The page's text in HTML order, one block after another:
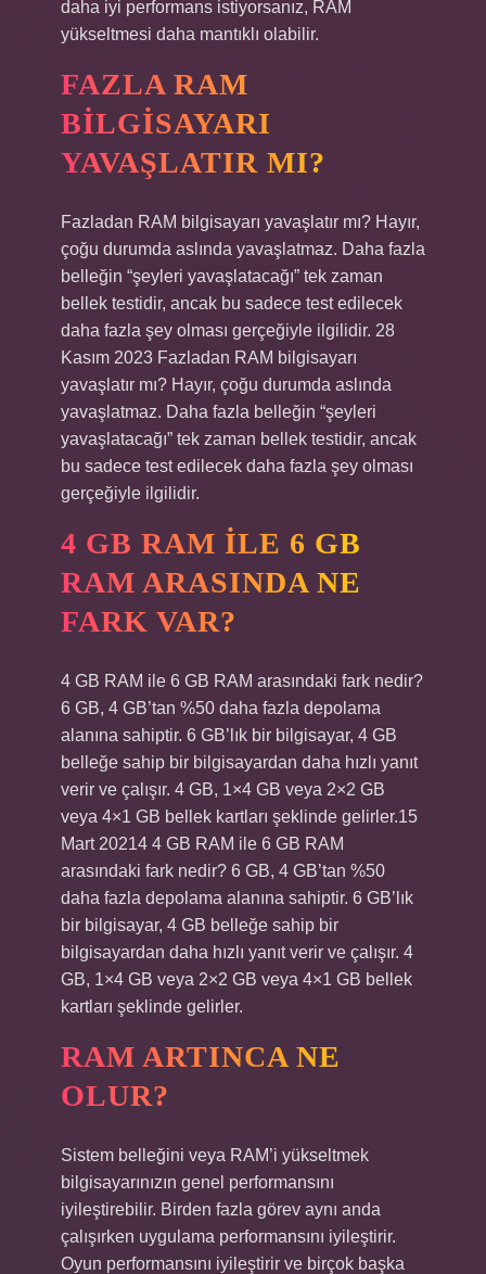
daha iyi performans istiyorsanız, RAM
yükseltmesi daha mantıklı olabilir.
FAZLA RAM
BILGISAYARI
YAVAŞLATIR MI?
Fazladan RAM bilgisayarı yavaşlatır mı? Hayır,
çoğu durumda aslında yavaşlatmaz. Daha fazla
belleğin “şeyleri yavaşlatacağı” tek zaman
bellek testidir, ancak bu sadece test edilecek
daha fazla şey olması gerçeğiyle ilgilidir. 28
Kasım 2023 Fazladan RAM bilgisayarı
yavaşlatır mı? Hayır, çoğu durumda aslında
yavaşlatmaz. Daha fazla belleğin “şeyleri
yavaşlatacağı” tek zaman bellek testidir, ancak
bu sadece test edilecek daha fazla şey olması
gerçeğiyle ilgilidir.
4 GB RAM ILE 6 GB
RAM ARASINDA NE
FARK VAR?
4 GB RAM ile 6 GB RAM arasındaki fark nedir?
6 GB, 4 GB’tan %50 daha fazla depolama
alanına sahiptir. 6 GB’lık bir bilgisayar, 4 GB
belleğe sahip bir bilgisayardan daha hızlı yanıt
verir ve çalışır. 4 GB, 1×4 GB veya 2×2 GB
veya 4×1 GB bellek kartları şeklinde gelirler.15
Mart 20214 4 GB RAM ile 6 GB RAM
arasındaki fark nedir? 6 GB, 4 GB’tan %50
daha fazla depolama alanına sahiptir. 6 GB’lık
bir bilgisayar, 4 GB belleğe sahip bir
bilgisayardan daha hızlı yanıt verir ve çalışır. 4
GB, 1×4 GB veya 2×2 GB veya 4×1 GB bellek
kartları şeklinde gelirler.
RAM ARTINCA NE
OLUR?
Sistem belleğini veya RAM’i yükseltmek
bilgisayarınızın genel performansını
iyileştirebilir. Birden fazla görev aynı anda
çalışırken uygulama performansını iyileştirir.
Oyun performansını iyileştirir ve birçok başka